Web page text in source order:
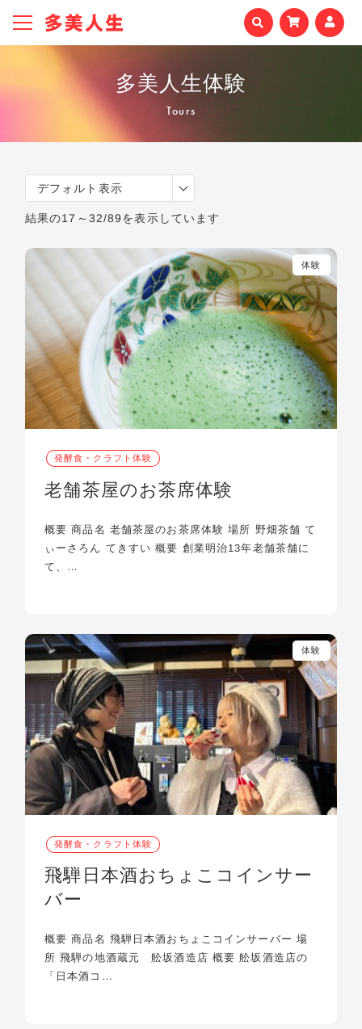
多美人生体験
Tours
デフォルト表示
結果の17～32/89を表示しています
体験
発酵食・クラフト体験
老舗茶屋のお茶席体験
概要 商品名 老舗茶屋のお茶席体験 場所 野畑茶舗 て
ぃーさろん てきすい 概要 創業明治13年老舗茶舗に
て、…
体験
発酵食・クラフト体験
飛騨日本酒おちょこコインサー
バー
概要 商品名 飛騨日本酒おちょこコインサーバー 場
所 飛騨の地酒蔵元 舩坂酒造店 概要 舩坂酒造店の
「日本酒コ…